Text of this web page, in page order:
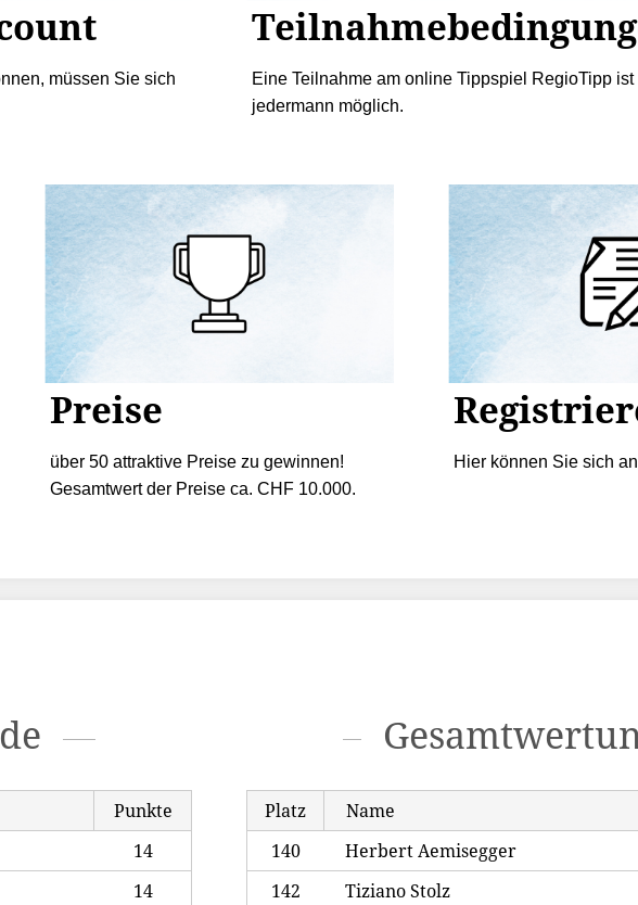
müssen Sie sich
Eine Teilnahme am online Tippspiel RegioTipp ist
jedermann möglich.
Preise
über 50 attraktive Preise zu gewinnen!
Gesamtwert der Preise ca. CHF 10.000.
Hier können Sie sich
Punkte
14
14
Platz Name
140
Herbert Aemisegger
142
Tiziano Stolz